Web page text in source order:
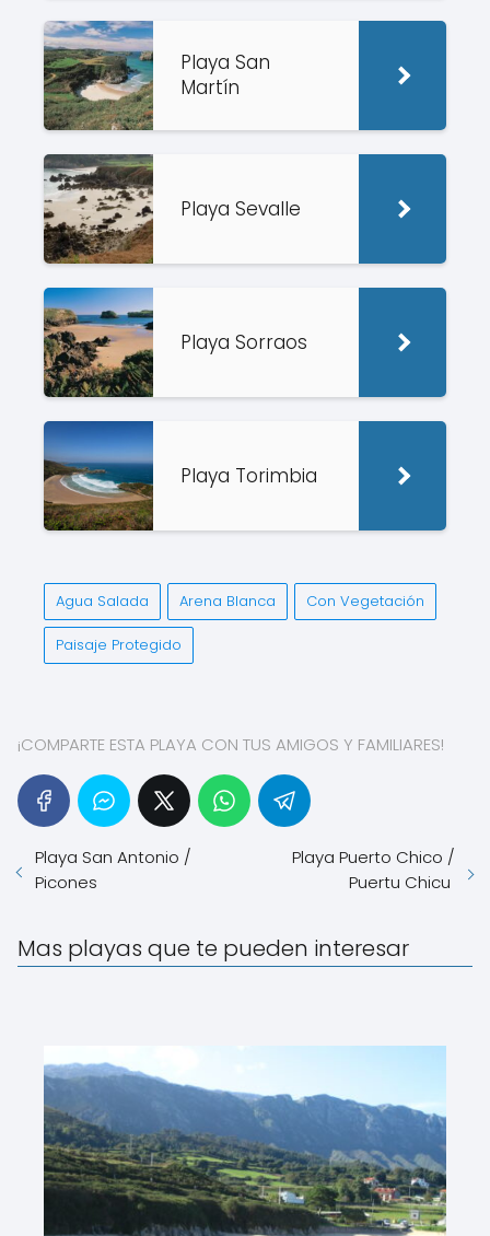
Playa San
Martín
Playa Sevalle
Playa Sorraos
Playa Torimbia
Agua Salada Arena Blanca Con Vegetación
Paisaje Protegido
¡COMPARTE ESTA PLAYA CON TUS AMIGOS Y FAMILIARES!
Playa San Antonio /
Picones
Playa Puerto Chico /
Puertu Chicu
Mas playas que te pueden interesar